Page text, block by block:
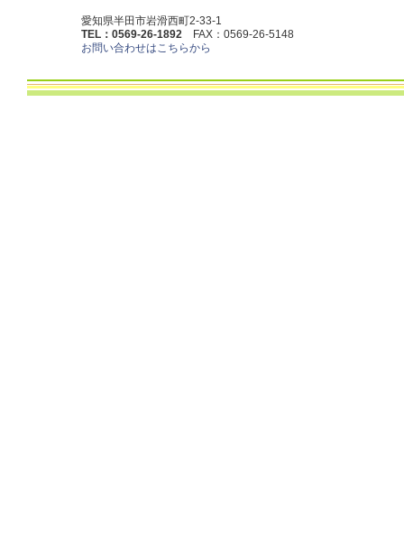
愛知県半田市岩滑西町2-33-1
TEL：0569-26-1892 FAX：0569-26-5148
お問い合わせはこちらから